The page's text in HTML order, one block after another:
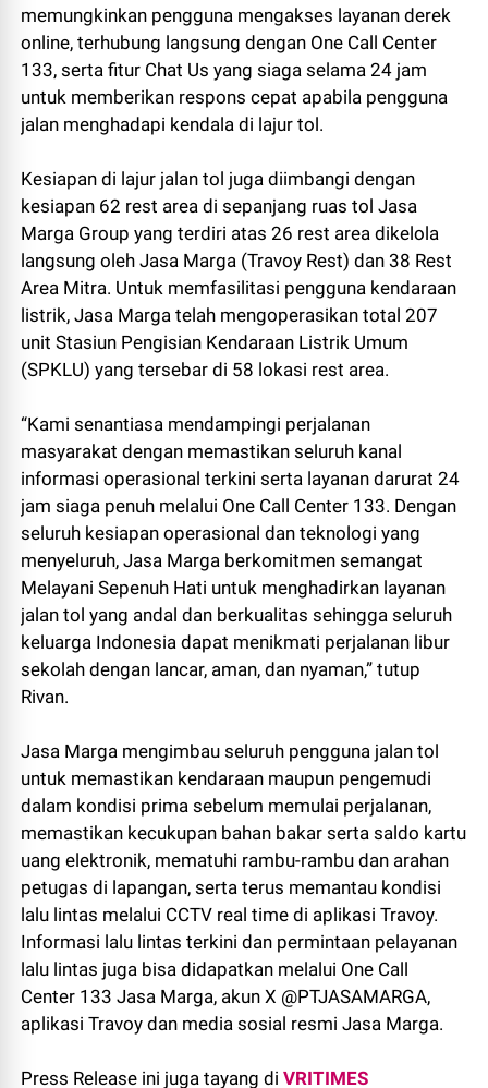
memungkinkan pengguna mengakses layanan derek
online, terhubung langsung dengan One Call Center
133, serta fitur Chat Us yang siaga selama 24 jam
untuk memberikan respons cepat apabila pengguna
jalan menghadapi kendala di lajur tol.
Kesiapan di lajur jalan tol juga diimbangi dengan
kesiapan 62 rest area di sepanjang ruas tol Jasa
Marga Group yang terdiri atas 26 rest area dikelola
langsung oleh Jasa Marga (Travoy Rest) dan 38 Rest
Area Mitra. Untuk memfasilitasi pengguna kendaraan
listrik, Jasa Marga telah mengoperasikan total 207
unit Stasiun Pengisian Kendaraan Listrik Umum
(SPKLU) yang tersebar di 58 lokasi rest area.
“Kami senantiasa mendampingi perjalanan
masyarakat dengan memastikan seluruh kanal
informasi operasional terkini serta layanan darurat 24
jam siaga penuh melalui One Call Center 133. Dengan
seluruh kesiapan operasional dan teknologi yang
menyeluruh, Jasa Marga berkomitmen semangat
Melayani Sepenuh Hati untuk menghadirkan layanan
jalan tol yang andal dan berkualitas sehingga seluruh
keluarga Indonesia dapat menikmati perjalanan libur
sekolah dengan lancar, aman, dan nyaman,” tutup
Rivan.
Jasa Marga mengimbau seluruh pengguna jalan tol
untuk memastikan kendaraan maupun pengemudi
dalam kondisi prima sebelum memulai perjalanan,
memastikan kecukupan bahan bakar serta saldo kartu
uang elektronik, mematuhi rambu-rambu dan arahan
petugas di lapangan, serta terus memantau kondisi
lalu lintas melalui CCTV real time di aplikasi Travoy.
Informasi lalu lintas terkini dan permintaan pelayanan
lalu lintas juga bisa didapatkan melalui One Call
Center 133 Jasa Marga, akun X @PTJASAMARGA,
aplikasi Travoy dan media sosial resmi Jasa Marga.
Press Release ini juga tayang diVRITIMES